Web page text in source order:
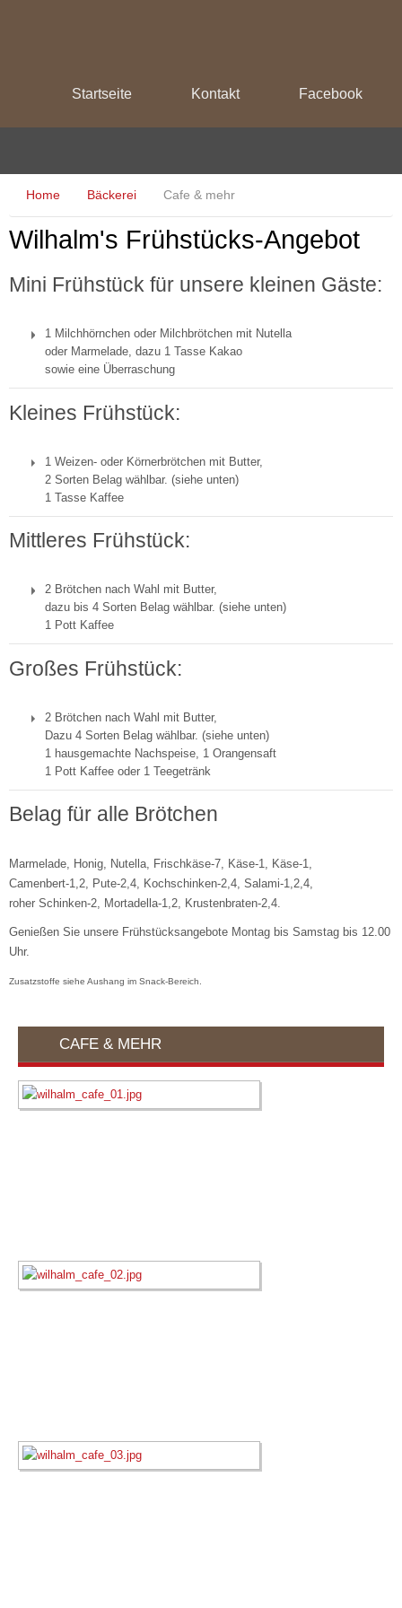
Startseite Kontakt Facebook
Home Bäckerei Cafe & mehr
Wilhalm's Frühstücks-Angebot
Mini Frühstück für unsere kleinen Gäste:
1 Milchhörnchen oder Milchbrötchen mit Nutella
oder Marmelade, dazu 1 Tasse Kakao
sowie eine Überraschung
Kleines Frühstück:
1 Weizen- oder Körnerbrötchen mit Butter,
2 Sorten Belag wählbar. (siehe unten)
1 Tasse Kaffee
Mittleres Frühstück:
2 Brötchen nach Wahl mit Butter,
dazu bis 4 Sorten Belag wählbar. (siehe unten)
1 Pott Kaffee
Großes Frühstück:
2 Brötchen nach Wahl mit Butter,
Dazu 4 Sorten Belag wählbar. (siehe unten)
1 hausgemachte Nachspeise, 1 Orangensaft
1 Pott Kaffee oder 1 Teegetränk
Belag für alle Brötchen
Marmelade, Honig, Nutella, Frischkäse-7, Käse-1, Käse-1,
Camenbert-1,2, Pute-2,4, Kochschinken-2,4, Salami-1,2,4,
roher Schinken-2, Mortadella-1,2, Krustenbraten-2,4.
Genießen Sie unsere Frühstücksangebote Montag bis Samstag bis 12.00
Uhr.
Zusatzstoffe siehe Aushang im Snack-Bereich.
CAFE & MEHR